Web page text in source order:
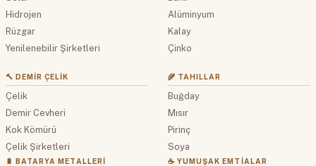
Hidrojen
Rüzgar
Yenilenebilir Şirketleri
Alüminyum
Kalay
Çinko
🔨 DEMIR ÇELIK
Çelik
Demir Cevheri
Kok Kömürü
Çelik Şirketleri
🔋 BATARYA METALLERI
🌾 TAHILLAR
Buğday
Mısır
Pirinç
Soya
☕ YUMUŞAK EMTIALAR